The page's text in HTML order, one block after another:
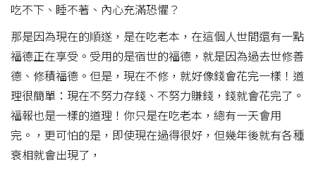
吃不下、睡不著、內心充滿恐懼？
那是因為現在的順遂，是在吃老本，在這個人世間還有一點
福德正在享受。受用的是宿世的福德，就是因為過去世修善
德、修積福德。但是，現在不修，就好像錢會花完一樣！道
理很簡單：現在不努力存錢、不努力賺錢，錢就會花完了。
福報也是一樣的道理！你只是在吃老本，總有一天會用
完。，更可怕的是，即使現在過得很好，但幾年後就有各種
衰相就會出現了，